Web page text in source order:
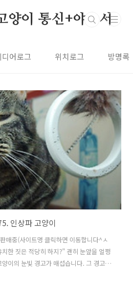
양이 통신+야옹서
디어로그 위치로그 방명록
인상파 고양이
매중(사이트명 클릭하면 이동합니다^ㅅ
한 짓은 적당히 하지?" 괜히 눈앞을 얼쩡
이의 눈빛 경고가 매섭습니다. 그 경고
보이지만요. 구독+ 버튼으로 '길고양이